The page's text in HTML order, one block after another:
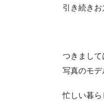
引き続きお
つきまし
写真のモデ
忙しい暮ら